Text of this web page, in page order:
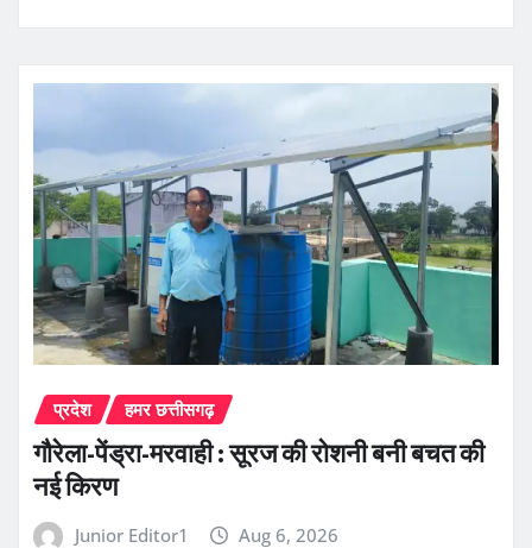
प्रदेश हमर छत्तीसगढ़
गौरेला-पेंड्रा-मरवाही : सूरज की रोशनी बनी बचत की
नई किरण
Junior Editor1 Aug 6, 2026